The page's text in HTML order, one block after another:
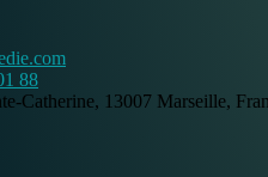
88
Catherine, 13007 Marseille,